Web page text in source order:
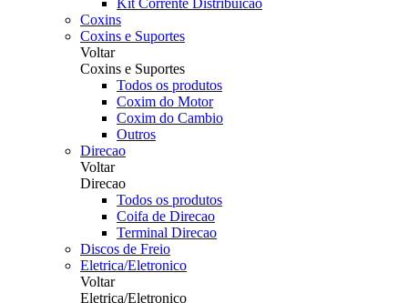
Kit Corrente Distribuicao
Coxins
Coxins e Suportes
Voltar
Coxins e Suportes
Todos os produtos
Coxim do Motor
Coxim do Cambio
Outros
Direcao
Voltar
Direcao
Todos os produtos
Coifa de Direcao
Terminal Direcao
Discos de Freio
Eletrica/Eletronico
Voltar
Eletrica/Eletronico